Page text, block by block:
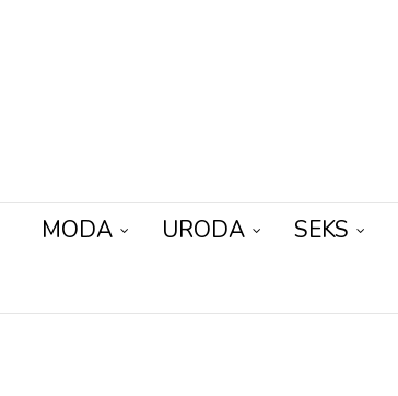
MODA URODA SEKS